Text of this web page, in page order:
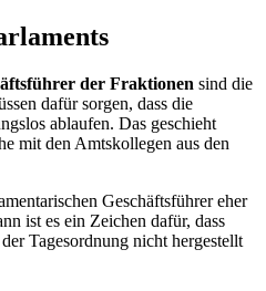
der Fraktionen sind die
dafür sorgen, dass die
ablaufen. Das geschieht
mit den Amtskollegen aus den
Geschäftsführer eher
ist es ein Zeichen dafür, dass
Tagesordnung nicht hergestellt